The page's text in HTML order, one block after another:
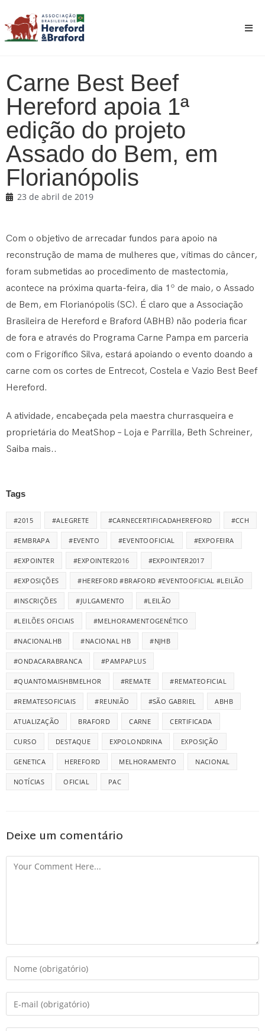
Carne Best Beef
Hereford apoia 1ª
edição do projeto
Assado do Bem, em
Florianópolis
23 de abril de 2019
Com o objetivo de arrecadar fundos para apoio na
reconstrução de mama de mulheres que, vítimas do câncer,
foram submetidas ao procedimento de mastectomia,
acontece na próxima quarta-feira, dia 1º de maio, o Assado
de Bem, em Florianópolis (SC). É claro que a Associação
Brasileira de Hereford e Braford (ABHB) não poderia ficar
de fora e através do Programa Carne Pampa em parceria
com o Frigorífico Silva, estará apoiando o evento doando a
carne com os cortes de Entrecot, Costela e Vazio Best Beef
Hereford.
A atividade, encabeçada pela maestra churrasqueira e
proprietária do MeatShop – Loja e Parrilla, Beth Schreiner,
Saiba mais..
Tags
#2015 #ALEGRETE #CARNECERTIFICADAHEREFORD #CCH
#EMBRAPA #EVENTO #EVENTOOFICIAL #EXPOFEIRA
#EXPOINTER #EXPOINTER2016 #EXPOINTER2017
#EXPOSIÇÕES #HEREFORD #BRAFORD #EVENTOOFICIAL #LEILÃO
#INSCRIÇÕES #JULGAMENTO #LEILÃO
#LEILÕES OFICIAIS #MELHORAMENTOGENÉTICO
#NACIONALHB #NACIONAL HB #NJHB
#ONDACARABRANCA #PAMPAPLUS
#QUANTOMAISHBMELHOR #REMATE #REMATEOFICIAL
#REMATESOFICIAIS #REUNIÃO #SÃO GABRIEL ABHB
ATUALIZAÇÃO BRAFORD CARNE CERTIFICADA
CURSO DESTAQUE EXPOLONDRINA EXPOSIÇÃO
GENETICA HEREFORD MELHORAMENTO NACIONAL
NOTÍCIAS OFICIAL PAC
Deixe um comentário